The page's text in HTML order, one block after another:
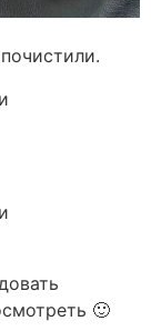
🙂